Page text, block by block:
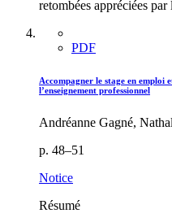
retombées appréciées par
PDF
Accompagner le stage en emploi
l’enseignement professionnel
Andréanne Gagné,
p. 48–51
Notice
Résumé